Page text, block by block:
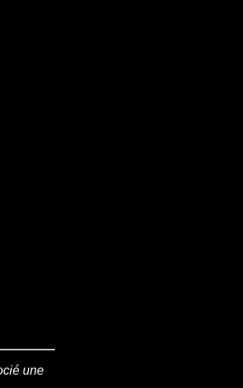
une